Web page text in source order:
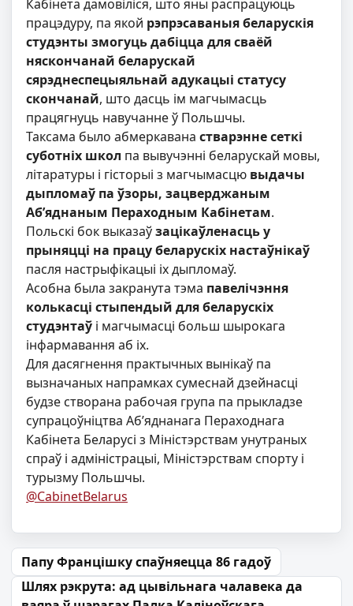
Кабінета дамовіліся, што яны распрацуюць
працэдуру, па якой рэпрэсаваныя беларускія
студэнты змогуць дабіцца для сваёй
няскончанай беларускай
сярэднеспецыяльнай адукацыі статусу
скончанай, што дасць ім магчымасць
працягнуць навучанне ў Польшчы.
Таксама было абмеркавана стварэннесеткі
суботніх школ па вывучэнні беларускай мовы,
літаратуры і гісторыі з магчымасцю выдачы
дыпломаў па ўзоры, зацверджаным
Аб’яднаным Пераходным Кабінетам.
Польскі бок выказаўзацікаўленасць у
прыняцці на працу беларускіх настаўнікаў
пасля настрыфікацыі іх дыпломаў.
Асобна была закранута тэма павелічэння
колькасці стыпендый для беларускіх
студэнтаў і магчымасці больш шырокага
інфармавання аб іх.
Для дасягнення практычных вынікаў па
вызначаных напрамках сумеснай дзейнасці
будзе створана рабочая група па прыкладзе
супрацоўніцтва Аб’яднанага Пераходнага
Кабінета Беларусі з Міністэрствам унутраных
спраў і адміністрацыі, Міністэрствам спорту і
турызму Польшчы.
@CabinetBelarus
Навігацыя па запісах
Папу Францішку спаўняецца 86 гадоў
Шлях рэкрута: ад цывільнага чалавека да